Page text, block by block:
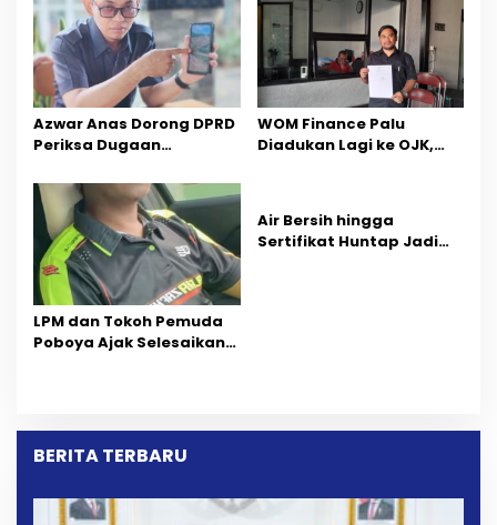
Azwar Anas Dorong DPRD
Periksa Dugaan
Wilayah Tambang PT
CPM
‎WOM Finance Palu
Diadukan Lagi ke OJK,
Dipersoalkan ‎
LPM dan Tokoh Pemuda
Poboya Ajak Selesaikan
Air Bersih hingga
Sertifikat Huntap Jadi
BERITA TERBARU